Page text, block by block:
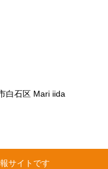
白石区 Mari iida
サイトです